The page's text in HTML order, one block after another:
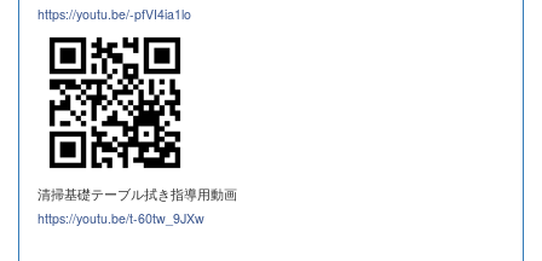
https://youtu.be/-pfVI4ia1lo
清掃基礎テーブル拭き指導用動画
https://youtu.be/t-60tw_9JXw